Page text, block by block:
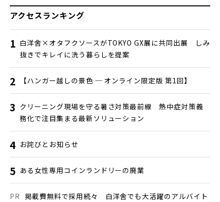
アクセスランキング
白洋舍×オタフクソースがTOKYO GX展に共同出展 しみ
抜きでキレイに洗う暮らしを提案
【ハンガー越しの景色 ─ オンライン限定版 第1回】
クリーニング現場を守る暑さ対策最前線 熱中症対策義
務化で注目集まる最新ソリューション
お詫びとお知らせ
ある女性専用コインランドリーの廃業
掲載費無料で採用続々 白洋舍でも大活躍のアルバイト